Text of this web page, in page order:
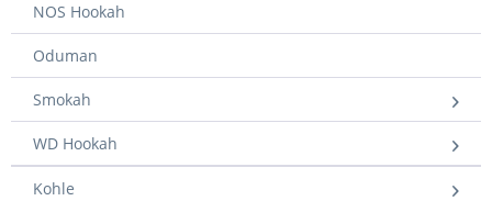
NOS Hookah
Oduman
Smokah
WD Hookah
Kohle